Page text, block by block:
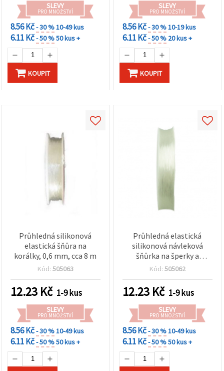
SLEVY
PRO MNOŽSTVÍ
8.56 Kč- 30 %10-49 kus
6.11 Kč- 50 %50 kus +
KOUPIT
SLEVY
PRO MNOŽSTVÍ
8.56 Kč- 30 %10-19 kus
6.11 Kč- 50 % 20 kus +
KOUPIT
Průhledná silikonová
elastická šňůra na
korálky, 0,6 mm, cca 8 m
Kód: 505063
12.23 Kč 1-9 kus
SLEVY
PRO MNOŽSTVÍ
8.56 Kč- 30 %10-49 kus
6.11 Kč- 50 %50 kus +
Průhledná elastická
silikonová návleková
šňůrka na šperky a
dekorace, 0,5 mm, cívka
šňůrka pro navlékání,
korálkování a ruční
tvoření
Kód: 505062
12.23 Kč 1-9 kus
SLEVY
PRO MNOŽSTVÍ
8.56 Kč- 30 %10-49 kus
6.11 Kč- 50 %50 kus +